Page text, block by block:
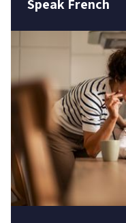
Speak French